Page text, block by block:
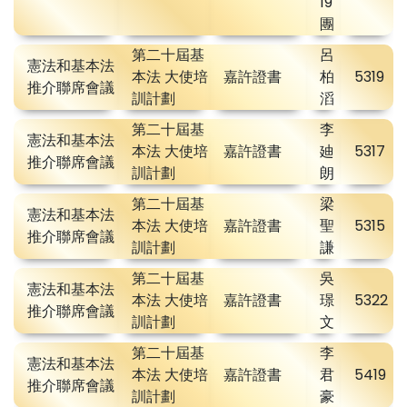
團
憲法和基本法
推介聯席會議
第二十屆基
本法 大使培
訓計劃
嘉許證書
呂
柏
滔
5319
憲法和基本法
推介聯席會議
第二十屆基
本法 大使培
訓計劃
嘉許證書
李
廸
朗
5317
憲法和基本法
推介聯席會議
第二十屆基
本法 大使培
訓計劃
嘉許證書
梁
聖
謙
5315
憲法和基本法
推介聯席會議
第二十屆基
本法 大使培
訓計劃
嘉許證書
吳
璟
文
5322
憲法和基本法
推介聯席會議
第二十屆基
本法 大使培
訓計劃
嘉許證書
李
君
豪
5419